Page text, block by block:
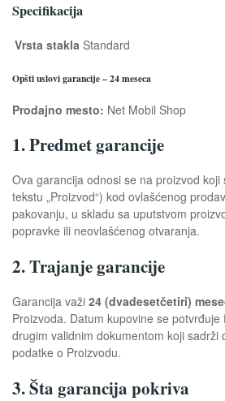
Specifikacija
Vrsta stakla Standard
Opšti uslovi garancije – 24 meseca
Prodajno mesto: Net Mobil Shop
1. Predmet garancije
Ova garancija odnosi se na proizvod koji
tekstu „Proizvod“) kod ovlašćenog
pakovanju, u skladu sa uputstvom
popravke ili neovlašćenog otvaranja.
2. Trajanje garancije
Garancija važi 24 (dvadesetčetiri)
Proizvoda. Datum kupovine se
drugim validnim dokumentom koji sadrži
podatke o Proizvodu.
3. Šta garancija pokriva